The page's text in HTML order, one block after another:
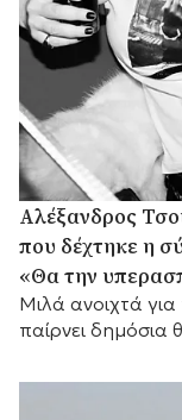
Αλέξανδρος
που δέχτηκε η
«Θα την
Μιλά ανοιχτά
παίρνει δημόσια